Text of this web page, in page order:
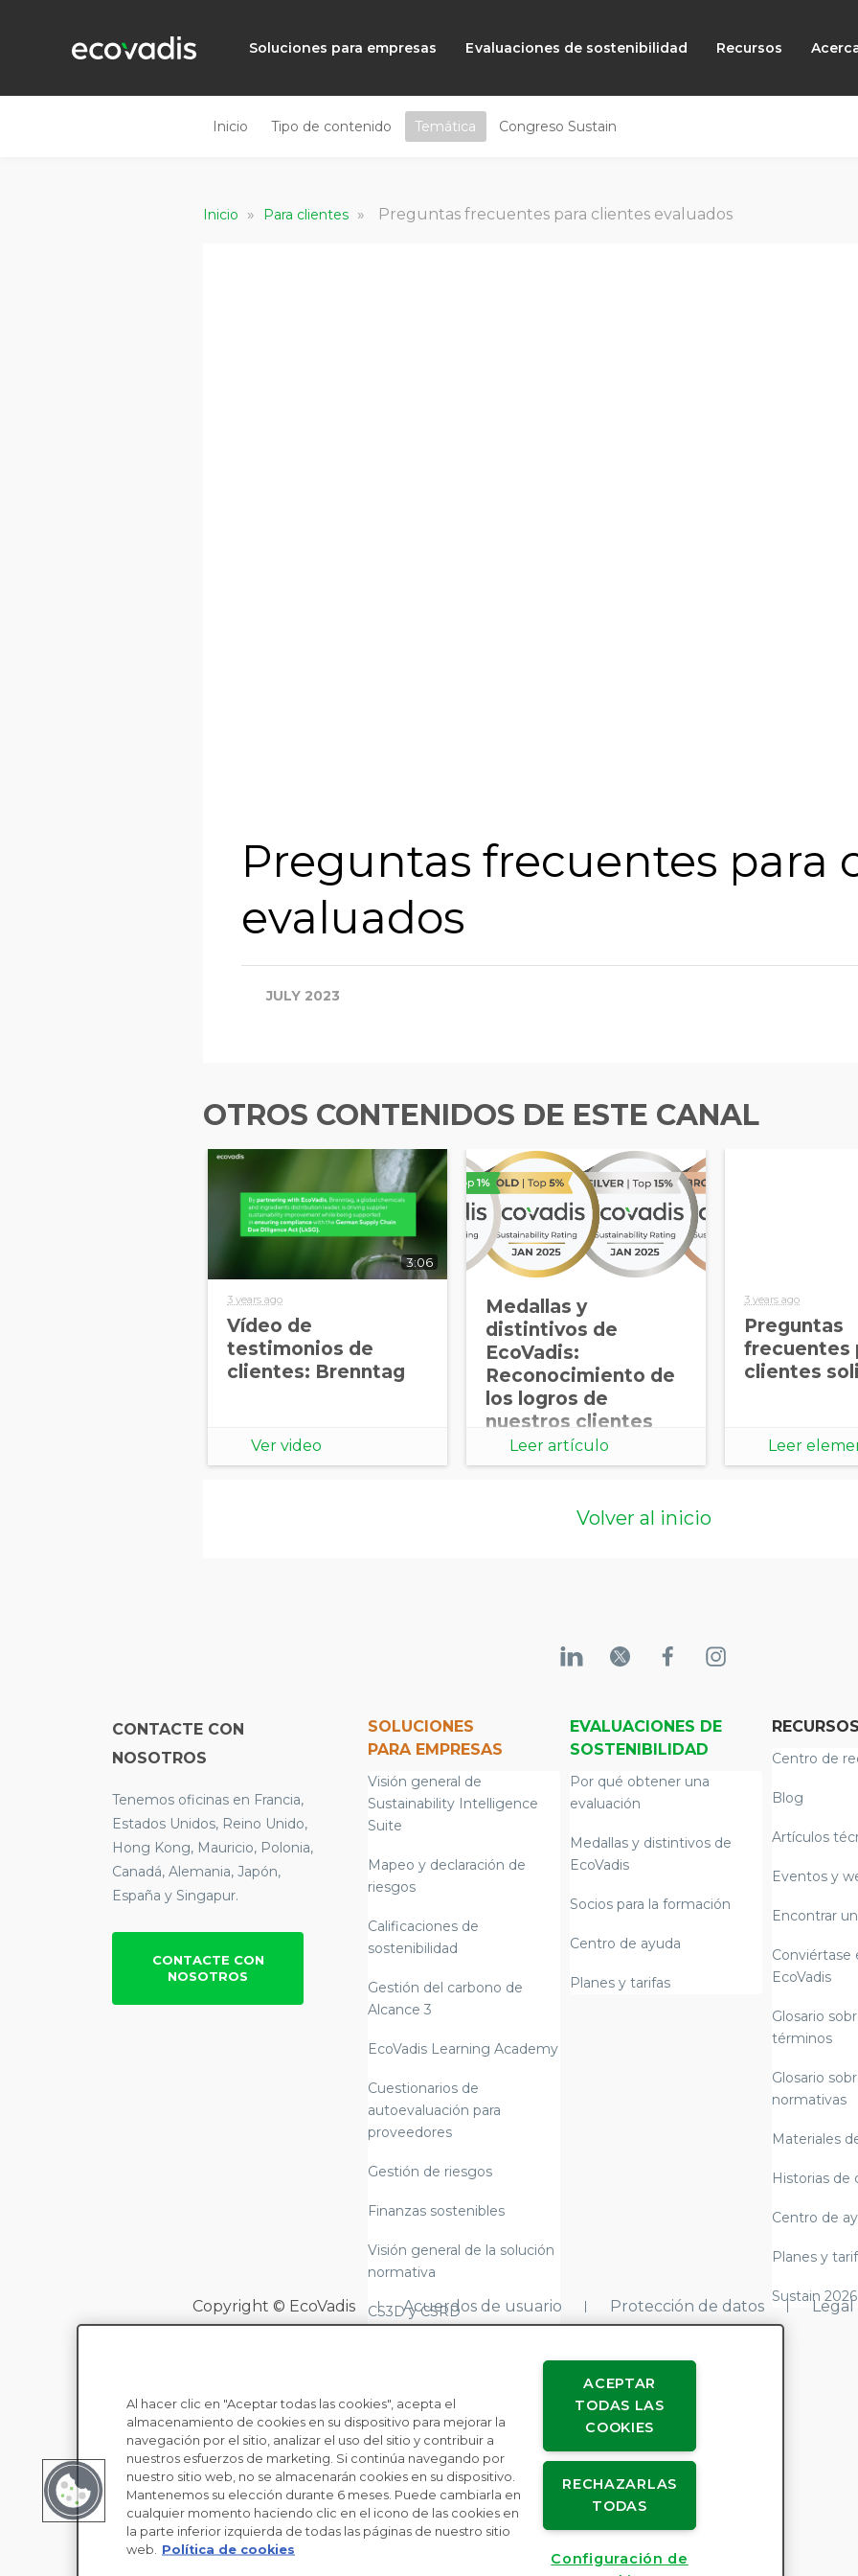
Soluciones para empresas Evaluaciones de sostenibilidad Recursos
Inicio Tipo de contenido Temática Congreso Sustain
Inicio » Para clientes » Preguntas frecuentes para clientes evaluados
Preguntas frecuentes para
evaluados
JULY 2023
OTROS CONTENIDOS DE ESTE CANAL
3:06
3 years ago
Vídeo de
testimonios de
clientes: Brenntag
Ver video
Medallas y
distintivos de
EcoVadis:
Reconocimiento de
los logros de
nuestros clientes
Leer artículo
3 years ago
Preguntas
frecuentes
clientes
Leer
Volver al inicio
CONTACTE CON
NOSOTROS
Tenemos oficinas en Francia,
Estados Unidos, Reino Unido,
Hong Kong, Mauricio, Polonia,
Canadá, Alemania, Japón,
España y Singapur.
CONTACTE CON
NOSOTROS
SOLUCIONES
PARA EMPRESAS
Visión general de
Sustainability Intelligence
Suite
Mapeo y declaración de
riesgos
Calificaciones de
sostenibilidad
Gestión del carbono de
Alcance 3
EcoVadis Learning Academy
Cuestionarios de
autoevaluación para
proveedores
Gestión de riesgos
Finanzas sostenibles
Visión general de la solución
normativa
CS3D y CSRD
Alcance 3 de cumplimiento
normativo y elaboración de
informes
Leyes sobre la esclavitud
moderna
Diligencia debida en materia
EVALUACIONES DE
SOSTENIBILIDAD
Por qué obtener una
evaluación
Medallas y distintivos de
EcoVadis
Socios para la formación
Centro de ayuda
Planes y tarifas
RECURSOS
Centro de
Blog
Artículos
Eventos y
Encontrar
Conviértase
EcoVadis
Glosario
términos
Glosario
normativas
Materiales
Historias de
Centro de
Planes y
Sustain 2026
Copyright © EcoVadis Acuerdos de usuario Protección de datos Legal
Al hacer clic en "Aceptar todas las cookies", acepta el
almacenamiento de cookies en su dispositivo para mejorar la
navegación por el sitio, analizar el uso del sitio y contribuir a
nuestros esfuerzos de marketing. Si continúa navegando por
nuestro sitio web, no se almacenarán cookies en su dispositivo.
Mantenemos su elección durante 6 meses. Puede cambiarla en
cualquier momento haciendo clic en el icono de las cookies en
la parte inferior izquierda de todas las páginas de nuestro sitio
web.
Política de cookies
ACEPTAR
TODAS LAS
COOKIES
RECHAZARLAS
TODAS
Configuración de